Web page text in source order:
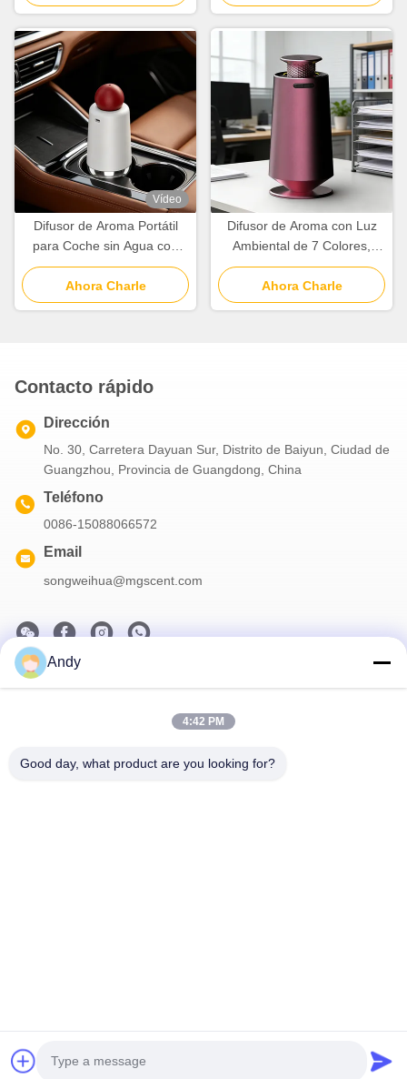
Tamaño Nanométrico
Vídeo
Difusor de Aroma Portátil
para Coche sin Agua con
Carga USB, Difusor de
Aceites Esenciales para
Purificación del Aire
Ahora Charle
Difusor de Aroma con Luz
Ambiental de 7 Colores,
Difusión por Aire Frío para
Aceites Esenciales
Ahora Charle
Contacto rápido
Dirección
No. 30, Carretera Dayuan Sur, Distrito de Baiyun, Ciudad de
Guangzhou, Provincia de Guangdong, China
Teléfono
0086-15088066572
Email
songweihua@mgscent.com
Nuestro boletín
Suscríbete a nuestro boletín para obtener descuentos y más.
Guangzhou HaoYue Fragrance Technology Co.,LTD . Todos los
Andy
4:42 PM
Good day, what product are you looking for?